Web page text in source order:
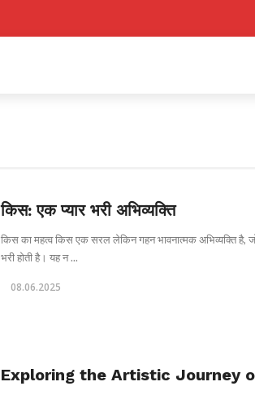
किस: एक प्यार भरी अभिव्यक्ति
किस का महत्व किस एक सरल लेकिन गहन भावनात्मक अभिव्यक्ति है,
भरी होती है। यह न ...
08.06.2025
Exploring the Artistic Journey